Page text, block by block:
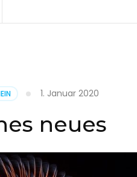
1. Januar 2020
neues